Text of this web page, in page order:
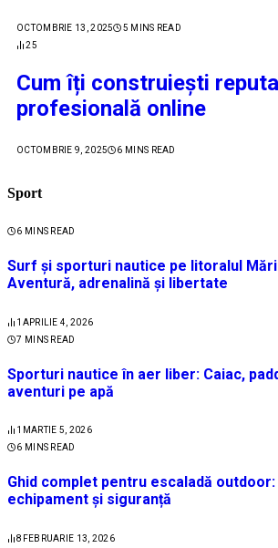
OCTOMBRIE 13, 2025
5 MINS READ
25
Cum îți construiești
profesională online
OCTOMBRIE 9, 2025 6 MINS READ
Sport
6 MINS READ
Surf și sporturi nautice pe litoralul
Aventură, adrenalină și libertate
1 APRILIE 4, 2026
7 MINS READ
Sporturi nautice în aer liber: Caiac,
aventuri pe apă
1 MARTIE 5, 2026
6 MINS READ
Ghid complet pentru escaladă
echipament și siguranță
8 FEBRUARIE 13, 2026